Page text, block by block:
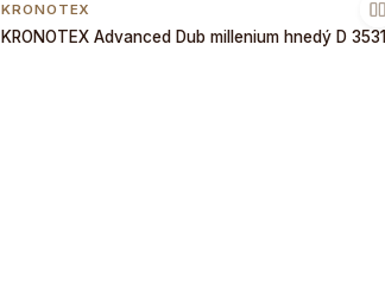
KRONOTEX
KRONOTEX Advanced Dub millenium hnedý D 3531